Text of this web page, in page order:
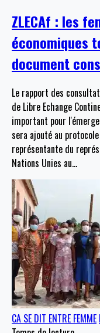
ZLECAf : les
économiques
document
Le rapport des
de Libre Echange
important pour
sera ajouté au
représentante du
Nations Unies au…
CA SE DIT ENTRE FEMME